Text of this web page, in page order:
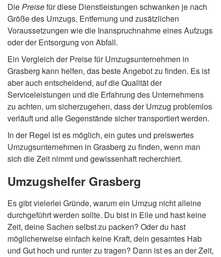
DiePreisefür diese Dienstleistungen schwanken je nach
Größe des Umzugs, Entfernung und zusätzlichen
Voraussetzungen wie die Inanspruchnahme eines Aufzugs
oder der Entsorgung von Abfall.
Ein Vergleich der Preise für Umzugsunternehmen in
Grasberg kann helfen, das beste Angebot zu finden. Es ist
aber auch entscheidend, auf die Qualität der
Serviceleistungen und die Erfahrung des Unternehmens
zu achten, um sicherzugehen, dass der Umzug problemlos
verläuft und alle Gegenstände sicher transportiert werden.
In der Regel ist es möglich, ein gutes und preiswertes
Umzugsunternehmen in Grasberg zu finden, wenn man
sich die Zeit nimmt und gewissenhaft recherchiert.
Umzugshelfer Grasberg
Es gibt vielerlei Gründe, warum ein Umzug nicht alleine
durchgeführt werden sollte. Du bist in Eile und hast keine
Zeit, deine Sachen selbst zu packen? Oder du hast
möglicherweise einfach keine Kraft, dein gesamtes Hab
und Gut hoch und runter zu tragen? Dann ist es an der Zeit,